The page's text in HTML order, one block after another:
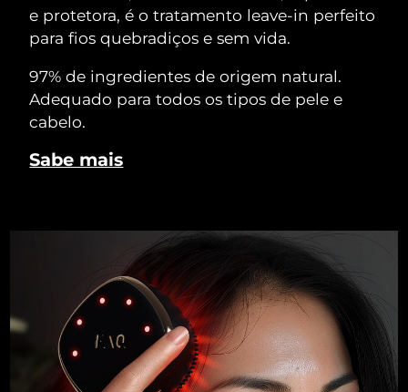
e protetora, é o tratamento leave-in perfeito
para fios quebradiços e sem vida.
97% de ingredientes de origem natural.
Adequado para todos os tipos de pele e
cabelo.
Sabe mais